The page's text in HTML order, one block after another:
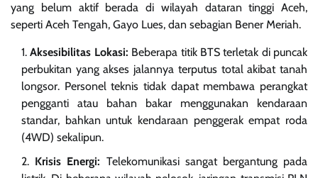
yang belum aktif berada di wilayah dataran tinggi Aceh,
seperti Aceh Tengah, Gayo Lues, dan sebagian Bener Meriah.
Aksesibilitas Lokasi: Beberapa titik BTS terletak di puncak
perbukitan yang akses jalannya terputus total akibat tanah
longsor. Personel teknis tidak dapat membawa perangkat
pengganti atau bahan bakar menggunakan kendaraan
standar, bahkan untuk kendaraan penggerak empat roda
(4WD) sekalipun.
Krisis Energi: Telekomunikasi sangat bergantung pada